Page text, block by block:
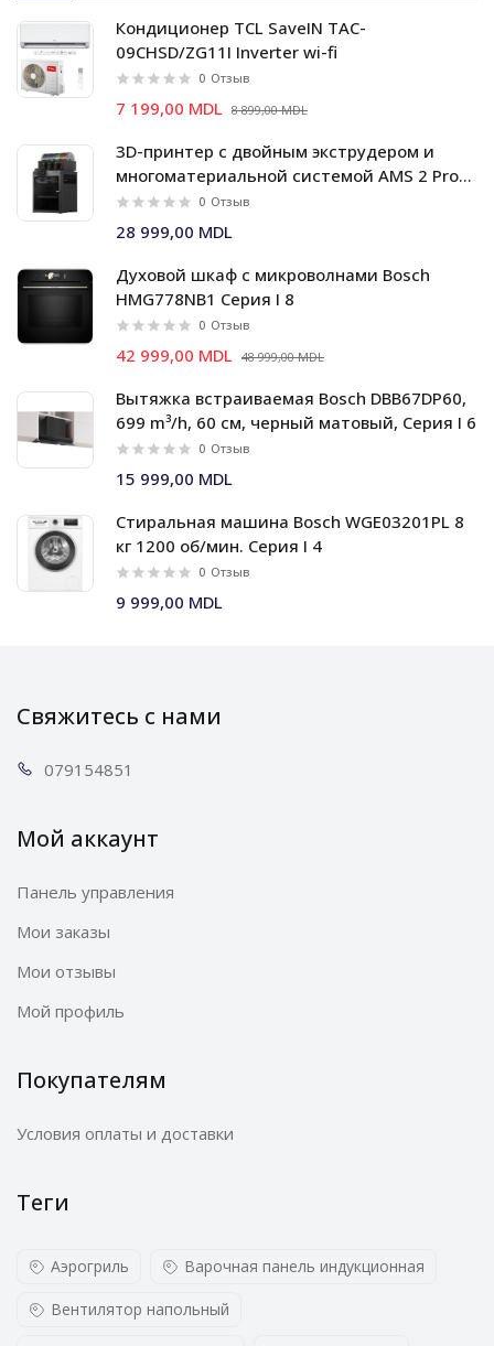
Кондиционер TCL SaveIN TAC-
09CHSD/ZG11I Inverter wi-fi
0 Отзыв
7 199,00 MDL 8 899,00 MDL
3D-принтер с двойным экструдером и
многоматериальной системой AMS 2 Pro
Bambu Lab X2D Combo
0 Отзыв
28 999,00 MDL
Духовой шкаф c микроволнами Bosch
HMG778NB1 Серия I 8
0 Отзыв
42 999,00 MDL 48 999,00 MDL
Вытяжка встраиваемая Bosch DBB67DP60,
699 m³/h, 60 см, черный матовый, Серия I 6
0 Отзыв
15 999,00 MDL
Стиральная машина Bosch WGE03201PL 8
кг 1200 об/мин. Серия I 4
0 Отзыв
9 999,00 MDL
Свяжитесь с нами
0791 54851
Мой аккаунт
Панель управления
Мои заказы
Мои отзывы
Мой профиль
Покупателям
Условия оплаты и доставки
Теги
Аэрогриль Варочная панель индукционная
Вентилятор напольный